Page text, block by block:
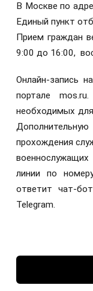
В Москве по
Единый пункт
Прием граждан
9:00 до 16:00,
Онлайн-запись
портале
необходимых
прохождения
военнослужащих
линии по
ответит чат-
Telegram.